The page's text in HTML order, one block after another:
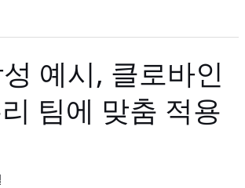
예시, 클로바인
팀에 맞춤 적용